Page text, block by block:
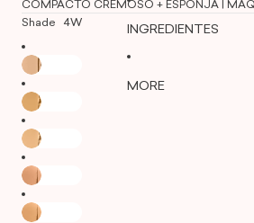
INGREDIENTES
MORE
COMPACTO CREMOSO + ESPONJA |
Shade 4W